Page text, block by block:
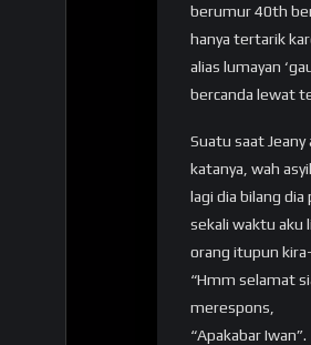
berumur 40th
hanya tertarik
alias lumayan
bercanda lewat
Suatu saat
katanya, wah
lagi dia bilang
sekali waktu aku
orang itupun
“Hmm selamat
merespons,
“Apakabar Iwan”.